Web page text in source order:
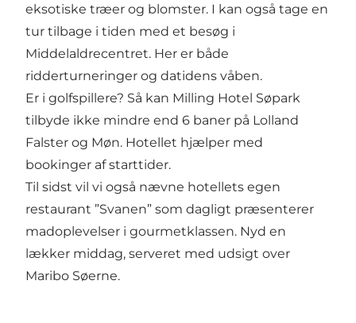
eksotiske træer og blomster. I kan også tage en
tur tilbage i tiden med et besøg i
Middelaldrecentret. Her er både
ridderturneringer og datidens våben.
Er i golfspillere? Så kan Milling Hotel Søpark
tilbyde ikke mindre end 6 baner på Lolland
Falster og Møn. Hotellet hjælper med
bookinger af starttider.
Til sidst vil vi også nævne hotellets egen
restaurant ”Svanen” som dagligt præsenterer
madoplevelser i gourmetklassen. Nyd en
lækker middag, serveret med udsigt over
Maribo Søerne.